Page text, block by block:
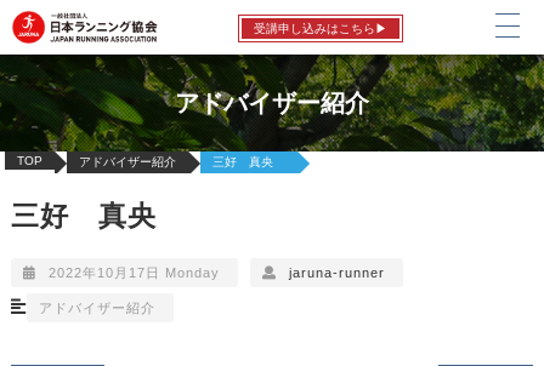
受講申し込みはこちら▶
アドバイザー紹介
TOP アドバイザー紹介 三好 真央
三好 真央
2022年10月17日 Monday jaruna-runner
アドバイザー紹介